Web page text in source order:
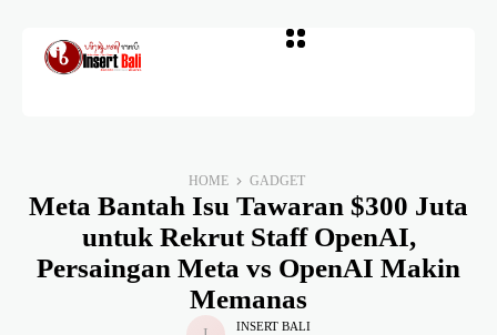
HOME GADGET
Meta Bantah Isu Tawaran $300 Juta
untuk Rekrut Staff OpenAI,
Persaingan Meta vs OpenAI Makin
Memanas
INSERT BALI